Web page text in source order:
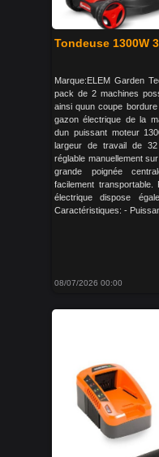
Tondeuse 1300W
Marque:ELEM Garden
pack de 2 machines
ainsi quun coupe
gazon électrique de la
dun puissant moteur
largeur de travail de
réglable manuellement
grande poignée
facilement
électrique dispose
Caractéristiques: -
08/07/2026 00:00